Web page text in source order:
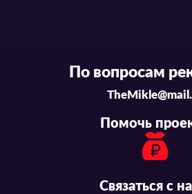
По вопросам
Помочь
Связаться с